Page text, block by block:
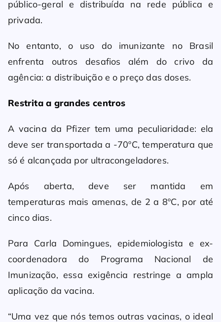
público-geral e distribuída na rede pública e
privada.
No entanto, o uso do imunizante no Brasil
enfrenta outros desafios além do crivo da
agência: a distribuição e o preço das doses.
Restrita a grandes centros
A vacina da Pfizer tem uma peculiaridade: ela
deve ser transportada a -70ºC, temperatura que
só é alcançada por ultracongeladores.
Após aberta, deve ser mantida em
temperaturas mais amenas, de 2 a 8ºC, por até
cinco dias.
Para Carla Domingues, epidemiologista e ex-
coordenadora do Programa Nacional de
Imunização, essa exigência restringe a ampla
aplicação da vacina.
“Uma vez que nós temos outras vacinas, o ideal